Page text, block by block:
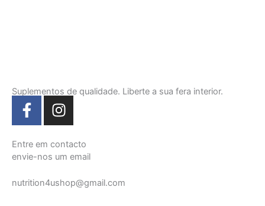
Suplementos de qualidade. Liberte a sua fera interior.
F
a
e
b
o
o
I
n
t
a
g
r
Entre em contacto
envie-nos um email
nutrition4ushop@gmail.com